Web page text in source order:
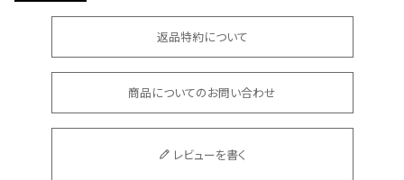
会員登録でいつでもお得に返品特約について
商品についてのお問い合わせ
レビューを書く